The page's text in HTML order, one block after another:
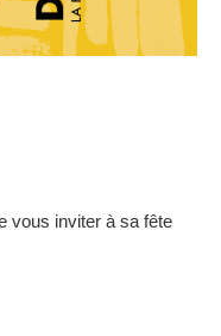
vous inviter à sa fête